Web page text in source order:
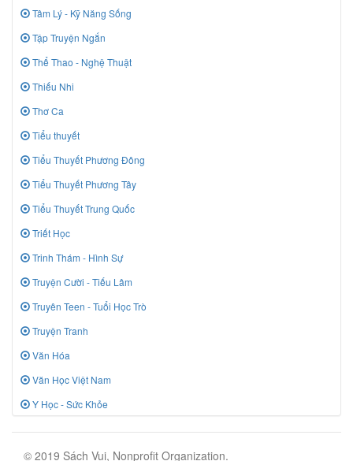
Tâm Lý - Kỹ Năng Sống
Tập Truyện Ngắn
Thể Thao - Nghệ Thuật
Thiếu Nhi
Thơ Ca
Tiểu thuyết
Tiểu Thuyết Phương Đông
Tiểu Thuyết Phương Tây
Tiểu Thuyết Trung Quốc
Triết Học
Trinh Thám - Hình Sự
Truyện Cười - Tiếu Lâm
Truyên Teen - Tuổi Học Trò
Truyện Tranh
Văn Hóa
Văn Học Việt Nam
Y Học - Sức Khỏe
© 2019 Sách Vui, Nonprofit Organization.